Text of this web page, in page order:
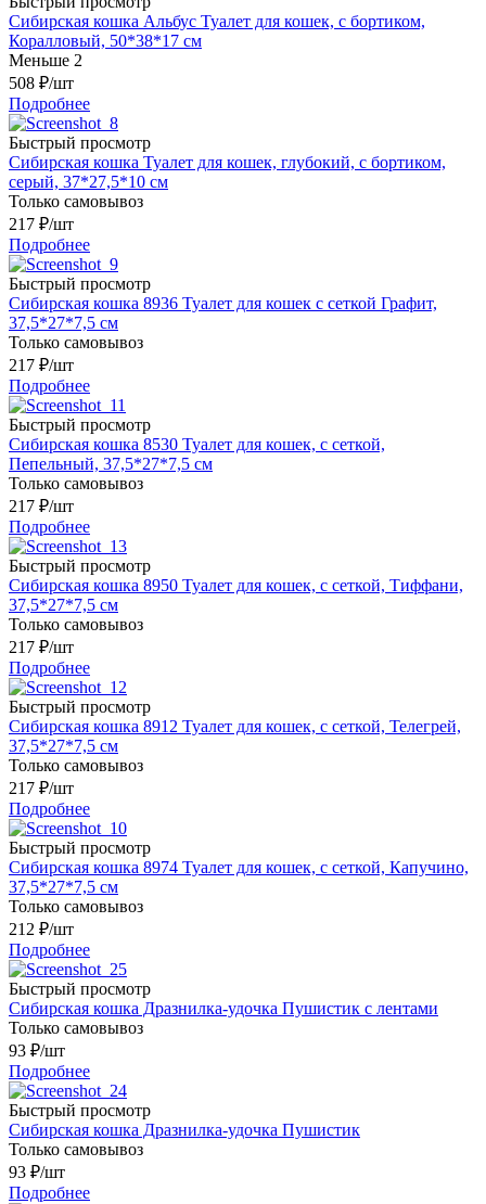
Сибирская кошка Альбус Туалет для кошек, с бортиком,
Коралловый, 50*38*17 см
Меньше 2
508 ₽/шт
Подробнее
Быстрый просмотр
Сибирская кошка Туалет для кошек, глубокий, с бортиком,
серый, 37*27,5*10 см
Только самовывоз
217 ₽/шт
Подробнее
Быстрый просмотр
Сибирская кошка 8936 Туалет для кошек с сеткой Графит,
37,5*27*7,5 см
Только самовывоз
217 ₽/шт
Подробнее
Быстрый просмотр
Сибирская кошка 8530 Туалет для кошек, с сеткой,
Пепельный, 37,5*27*7,5 см
Только самовывоз
217 ₽/шт
Подробнее
Быстрый просмотр
Сибирская кошка 8950 Туалет для кошек, с сеткой, Тиффани,
37,5*27*7,5 см
Только самовывоз
217 ₽/шт
Подробнее
Быстрый просмотр
Сибирская кошка 8912 Туалет для кошек, с сеткой, Телегрей,
37,5*27*7,5 см
Только самовывоз
217 ₽/шт
Подробнее
Быстрый просмотр
Сибирская кошка 8974 Туалет для кошек, с сеткой, Капучино,
37,5*27*7,5 см
Только самовывоз
212 ₽/шт
Подробнее
Быстрый просмотр
Сибирская кошка Дразнилка-удочка Пушистик с лентами
Только самовывоз
93 ₽/шт
Подробнее
Быстрый просмотр
Сибирская кошка Дразнилка-удочка Пушистик
Только самовывоз
93 ₽/шт
Подробнее